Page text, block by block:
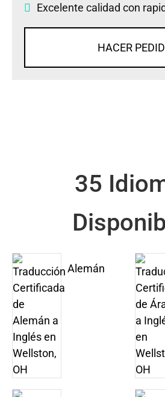
Excelente calidad con
HACER
35
Alemán